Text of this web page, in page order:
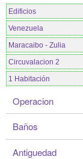
Edificios
Venezuela
Maracaibo - Zulia
Circuvalacion 2
1 Habitación
Operacion
Baños
Antiguedad